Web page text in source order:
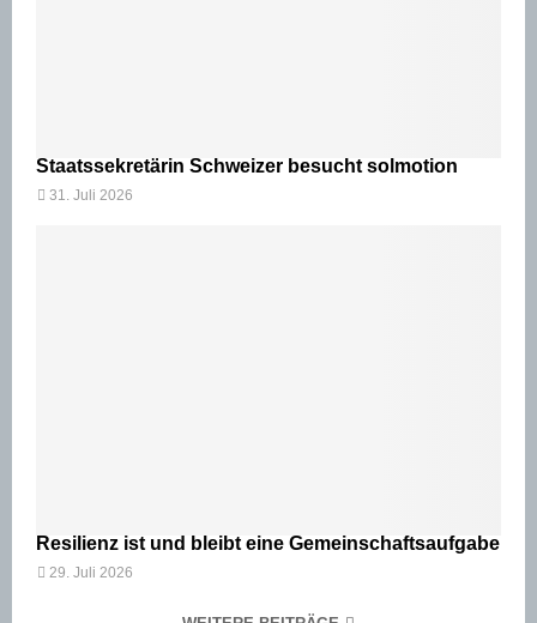
Staatssekretärin Schweizer besucht solmotion
31. Juli 2026
Resilienz ist und bleibt eine Gemeinschaftsaufgabe
29. Juli 2026